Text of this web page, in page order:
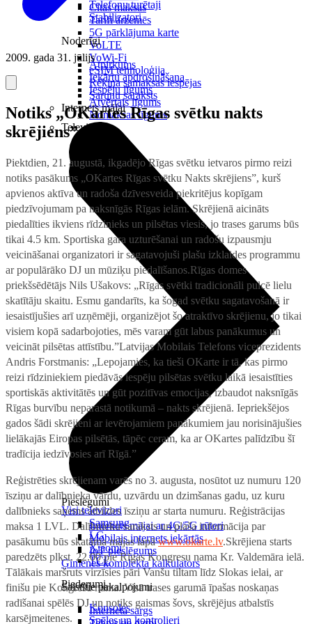
Citas maksas
Tarifi ārzemēs
5G pārklājuma karte
VoLTE
VoWi-Fi
eSIM tehnoloģija
Rēķina samaksas iespējas
Sarunu saraksts
Internets mājai
Pieslēgumi
Internets mājai ar 4G/5G rūteri
Mobilais internets iekārtās
IoT pieslēgums
Ģimenes komplekta kalkulators
Saistītie pakalpojumi
Interneta sargs
Telefonu turētaji
Stabilizatori
Noderīgi
Atpirkums
Iekārtu apdrošināšana
Iespēju līgums
Atvērtais līgums
Nomaksas līgums
Televizori
Visi televizori
Samsung
LG
Xiaomi
TCL
Piederumi
Konsoles
Spēles un kontrolieri
2009. gada 31. jūlijs
Notiks „OKartes Rīgas svētku nakts
skrējiens”
Piektdien, 21. augustā, ikgadējo Rīgas svētku ietvaros pirmo reizi
notiks pasākums „OKartes Rīgas svētku Nakts skrējiens”, kurš
apvienos aktīva un radoša dzīvesveida piekritējus kopīgam
piedzīvojumam pa naksnīgās Rīgas ielām.Skrējienā aicināts
piedalīties ikviens rīdzinieks un pilsētas viesis, jo trases garums būs
tikai 4.5 km. Sportiska gara uzturēšanai un radošu izpausmju
veicināšanai organizatori ir sagatavojuši plašu izklaides programmu
ar populārāko DJ un mūziķu piedalīšanos.Rīgas domes
priekšsēdētājs Nils Ušakovs: „Rīgas svētki tradicionāli pulcē lielu
skatītāju skaitu. Esmu gandarīts, ka šogad svētku sagatavošanā ir
iesaistījušies arī uzņēmēji, organizējot šo atraktīvo skrējienu, jo tikai
visiem kopā sadarbojoties, mēs varam gūt labus panākumus un
veicināt pilsētas attīstību.”Latvijas Mobilais Telefons viceprezidents
Andris Forstmanis: „Lepojamies, ka tieši OKarte ir tā, kas pirmo
reizi rīdziniekiem piedāvās iespēju pilsētas svētku laikā iesaistīties
sportiskās aktivitātēs un gūt pozitīvas emocijas, izbaudot naksnīgās
Rīgas burvību neparastā notikumā – nakts skrējienā. Iepriekšējos
gados šādi skrējieni ar ievērojamiem panākumiem jau norisinājušies
lielākajās Eiropas pilsētās, tāpēc ceram, ka ar OKartes palīdzību šī
tradīcija iedzīvosies arī Rīgā.”
Reģistrēties skrējienam varēs no 3. augusta, nosūtot uz numuru 120
īsziņu ar dalībnieka vārdu, uzvārdu un dzimšanas gadu, uz kuru
dalībnieks saņems atbildes īsziņu ar starta numuru. Reģistrācijas
maksa 1 LVL. Dalībnieku saraksts un plaša informācija par
pasākumu būs skatāma mājas lapāwww.okarte.lv.Skrējiena starts
paredzēts plkst. 22.00 pie Rīgas Kongresu nama Kr. Valdemāra ielā.
Tālākais maršruts virzīsies pāri Vanšu tiltam līdz Slokas ielai, ar
finišu pie Kongresu nama. Visā trases garumā īpašas noskaņas
radīšanai spēlēs DJ un notiks gaismas šovs, skrējējus atbalstīs
karsējmeitenes.